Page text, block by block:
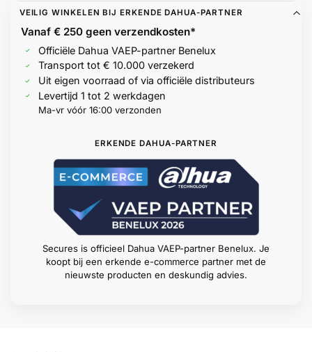
VEILIG WINKELEN BIJ ERKENDE DAHUA-PARTNER
Vanaf € 250 geenverzendkosten*
Officiële Dahua VAEP-partner Benelux
Transport tot € 10.000 verzekerd
Uit eigen voorraad of via officiële distributeurs
Levertijd 1 tot 2 werkdagen
Ma-vr vóór 16:00 verzonden
ERKENDE DAHUA-PARTNER
Secures is officieel Dahua VAEP-partner Benelux. Je
koopt bij een erkende e-commerce partner met de
nieuwste producten en deskundig advies.